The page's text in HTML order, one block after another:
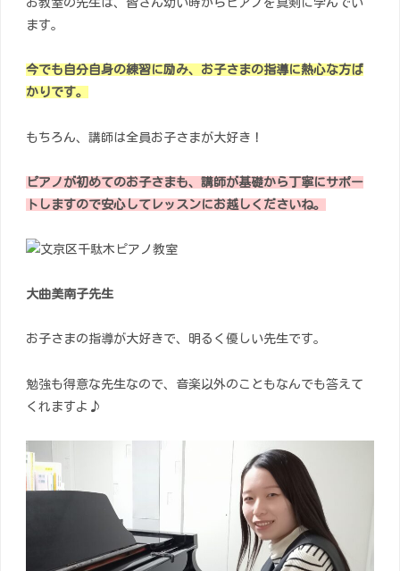
お教室の先生は、皆さん幼い時からピアノを真剣に学んでい
ます。
今でも自分自身の練習に励み、お子さまの指導に熱心な方ば
かりです。
もちろん、講師は全員お子さまが大好き！
ピアノが初めてのお子さまも、講師が基礎から丁寧にサポー
トしますので安心してレッスンにお越しくださいね。
大曲美南子先生
お子さまの指導が大好きで、明るく優しい先生です。
勉強も得意な先生なので、音楽以外のこともなんでも答えて
くれますよ♪